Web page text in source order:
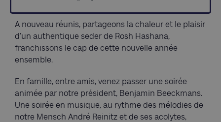
A nouveau réunis, partageons la chaleur et le plaisir
d’un authentique seder de Rosh Hashana,
franchissons le cap de cette nouvelle année
ensemble.
En famille, entre amis, venez passer une soirée
animée par notre président, Benjamin Beeckmans.
Une soirée en musique, au rythme des mélodies de
notre Mensch André Reinitz et de ses acolytes,